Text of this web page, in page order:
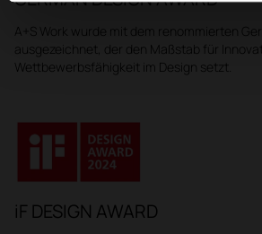
A+S Work wurde mit dem renommierten
ausgezeichnet, der den Maßstab für
Wettbewerbsfähigkeit im Design setzt.
iF DESIGN AWARD